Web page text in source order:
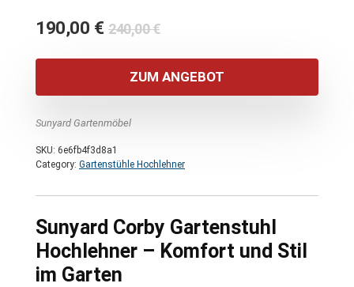
240,00€Ursprünglicher
war:
240,00 €
190,00 €
Aktueller
ist:
190,00 €.
ZUM ANGEBOT
Sunyard Gartenmöbel
SKU: 6e6fb4f3d8a1
Category: Gartenstühle Hochlehner
Sunyard Corby Gartenstuhl
Hochlehner – Komfort und Stil
im Garten